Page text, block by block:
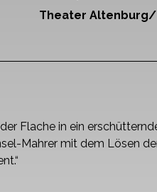
Theater Altenburg/
Flache in ein
Mahrer mit dem Lösen